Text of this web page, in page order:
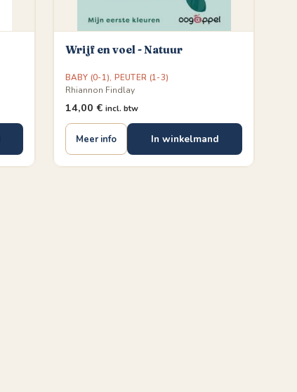
Wrijf en voel - Natuur
BABY (0-1),PEUTER (1-3)
Rhiannon Findlay
14,00 € incl. btw
Meer info In winkelmand